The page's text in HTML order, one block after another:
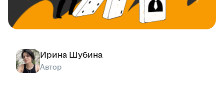
Ирина Шубина
Автор